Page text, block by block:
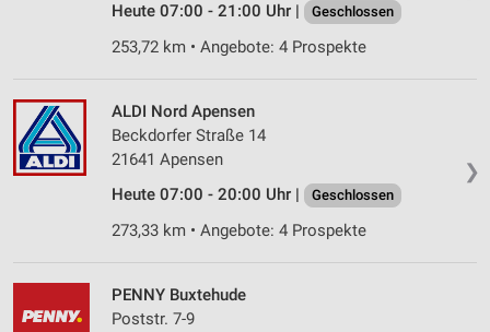
Heute 07:00 - 21:00 Uhr |
Geschlossen
253,72 km • Angebote: 4 Prospekte
❯
ALDI Nord Apensen
Beckdorfer Straße 14
21641 Apensen
Heute 07:00 - 20:00 Uhr |
Geschlossen
273,33 km • Angebote: 4 Prospekte
PENNY Buxtehude
Poststr. 7-9